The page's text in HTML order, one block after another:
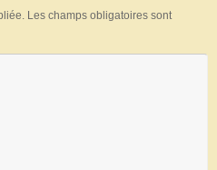
Les champs obligatoires sont